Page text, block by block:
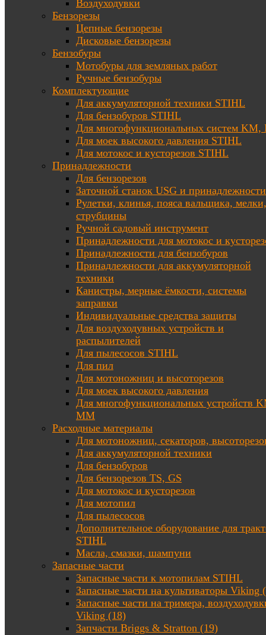
Воздуходувки
Бензорезы
Цепные бензорезы
Дисковые бензорезы
Бензобуры
Мотобуры для земляных работ
Ручные бензобуры
Комплектующие
Для аккумуляторной техники STIHL
Для бензобуров STIHL
Для многофункциональных систем KM,
Для моек высокого давления STIHL
Для мотокос и кусторезов STIHL
Принадлежности
Для бензорезов
Заточной станок USG и принадлежности
Рулетки, клинья, пояса вальщика, мелки,
струбцины
Ручной садовый инструмент
Принадлежности для мотокос и
Принадлежности для бензобуров
Принадлежности для аккумуляторной
техники
Канистры, мерные ёмкости, системы
заправки
Индивидуальные средства защиты
Для воздуходувных устройств и
распылителей
Для пылесосов STIHL
Для пил
Для мотоножниц и высоторезов
Для моек высокого давления
Для многофункциональных устройств
MM
Расходные материалы
Для мотоножниц, секаторов,
Для аккумуляторной техники
Для бензобуров
Для бензорезов TS, GS
Для мотокос и кусторезов
Для мотопил
Для пылесосов
Дополнительное оборудование для
STIHL
Масла, смазки, шампуни
Запасные части
Запасные части к мотопилам STIHL
Запасные части на культиваторы Viking
Запасные части на тримера,
Viking (18)
Запчасти Briggs & Stratton (19)